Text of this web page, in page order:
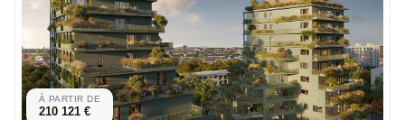
À PARTIR DE
210 121 €